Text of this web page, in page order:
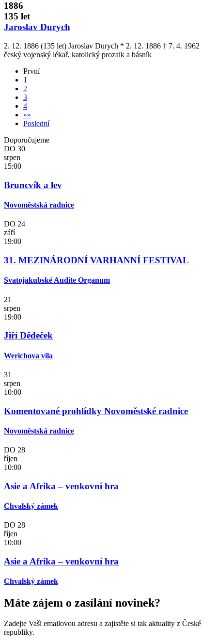
1886
135 let
Jaroslav Durych
2. 12. 1886 (135 let) Jaroslav Durych * 2. 12. 1886 † 7. 4. 1962
český vojenský lékař, katolický prozaik a básník
První
1
2
3
4
»»
Poslední
Doporučujeme
DO 30
srpen
15:00
Bruncvík a lev
Novoměstská radnice
DO 24
září
19:00
31. MEZINÁRODNÍ VARHANNÍ FESTIVAL
Svatojakubské Audite Organum
21
srpen
19:00
Jiří Dědeček
Werichova vila
31
srpen
10:00
Komentované prohlídky Novoměstské radnice
Novoměstská radnice
DO 28
říjen
10:00
Asie a Afrika – venkovní hra
Chvalský zámek
DO 28
říjen
10:00
Asie a Afrika – venkovní hra
Chvalský zámek
Máte zájem o zasílání novinek?
Zadejte Vaši emailovou adresu a zajistěte si tak aktuality z České
republiky.